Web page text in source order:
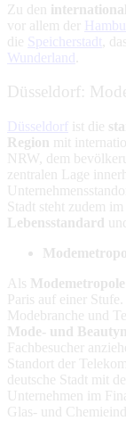
Zu den
vor allem der
die Speicherstadt , das
Wunderland
Düsseldorf:
Düsseldorf ist die
Region mit
NRW, dem
zentralen Lage
Stadt steht zudem
Lebensstandard
Als Modemetropole
Paris auf einer
Modebranche und
Mode- und
Fachbesucher
Standort der
deutsche Stadt mit
Unternehmen im
Glas- und